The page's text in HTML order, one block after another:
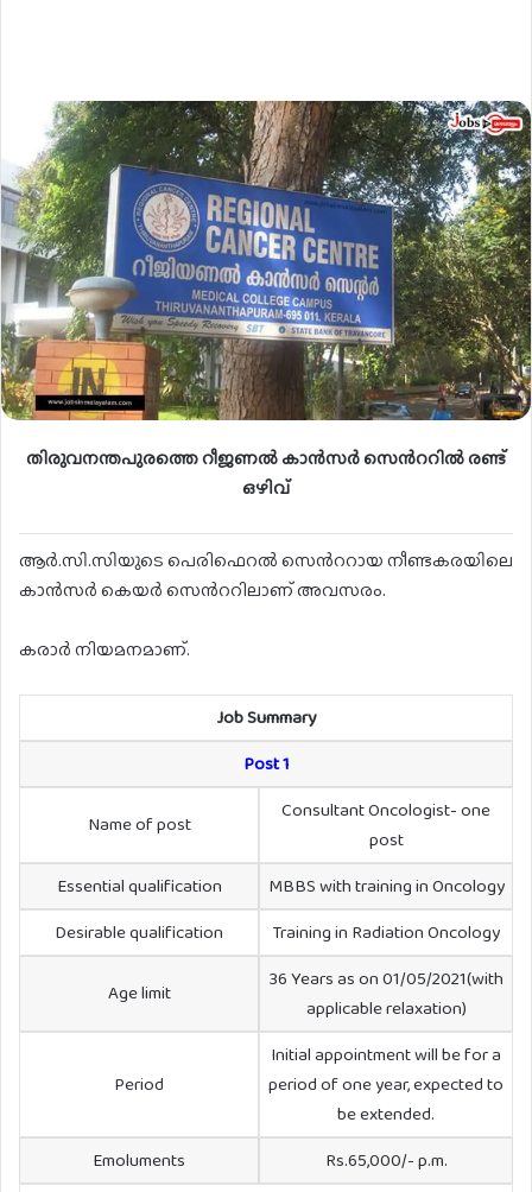
തിരുവനന്തപുരത്തെ റീജണൽ കാൻസർ സെൻററിൽ രണ്ട്
ഒഴിവ്
ആർ.സി.സിയുടെ പെരിഫെറൽ സെൻററായ നീണ്ടകരയിലെ
കാൻസർ കെയർ സെൻററിലാണ് അവസരം.
കരാർ നിയമനമാണ്.
Job Summary
Post 1
Name of post
Consultant Oncologist- one
post
Essential qualification
MBBS with training in Oncology
Desirable qualification
Training in Radiation Oncology
Age limit
36 Years as on 01/05/2021(with
applicable relaxation)
Period
Initial appointment will be for a
period of one year, expected to
be extended.
Emoluments
Rs.65,000/- p.m.